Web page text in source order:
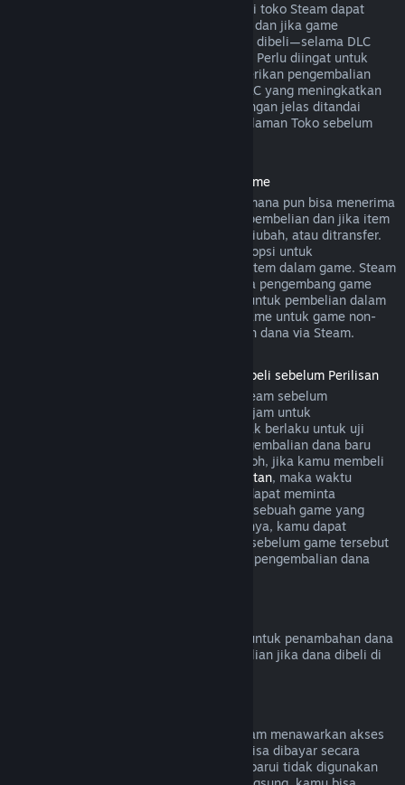
Pengembalian dana dari pembelian DLC di toko Steam dapat
dilakukan dalam 14 hari sejak pembelian dan jika game
dimainkan kurang dari dua jam sejak DLC dibeli—selama DLC
belum digunakan, diubah, atau ditransfer. Perlu diingat untuk
beberapa kasus, Steam tidak bisa memberikan pengembalian
dana untuk DLC dari pihak ketiga (cth. DLC yang meningkatkan
level karakter). Pengecualian ini akan dengan jelas ditandai
sebagai "tidak dapat dikembalikan" di halaman Toko sebelum
Pengembalian Dana Pembelian Dalam Game
Pembelian dalam game dari game Valve mana pun bisa menerima
pengembalian dana dalam 48 jam sejak pembelian dan jika item
dalam game tersebut belum digunakan, diubah, atau ditransfer.
Pengembang pihak ketiga akan memiliki opsi untuk
mengaktifkan pengembalian dana untuk item dalam game. Steam
akan memberitahumu saat pembelian jika pengembang game
menonaktifkan opsi pengembalian dana untuk pembelian dalam
game. Secara umum, pembelian dalam game untuk game non-
Valve tidak bisa melakukan pengembalian dana via Steam.
Pengembalian Dana untuk Game yang Dibeli sebelum Perilisan
Ketika kamu membeli sebuah game di Steam sebelum
perilisannya, aturan bermain selama dua jam untuk
pengembalian dana akan diterapkan (tidak berlaku untuk uji
beta). Namun, periode 14 hari untuk pengembalian dana baru
dimulai sejak produk dirilis. Sebagai contoh, jika kamu membeli
Akses Lanjutan, maka waktu
bermain dua jam akan diterapkan untuk dapat meminta
pengembalian dana. Jika kamu pre-order sebuah game yang
tidak dapat dimainkan sebelum perilisannya, kamu dapat
meminta pengembalian dana kapan saja sebelum game tersebut
dirilis, dan periode 14 hari/dua jam untuk pengembalian dana
Kamu bisa meminta pengembalian dana untuk penambahan dana
Steam Wallet dalam 14 hari sejak pembelian jika dana dibeli di
Untuk beberapa konten dan layanan, Steam menawarkan akses
berkala (cth. per bulan, per tahun) yang bisa dibayar secara
berulang. Jika langganan yang bisa diperbarui tidak digunakan